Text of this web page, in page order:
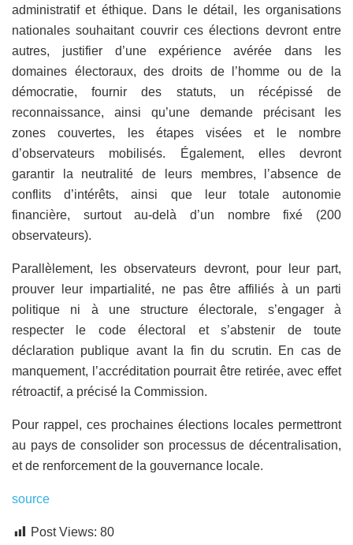
administratif et éthique. Dans le détail, les organisations
nationales souhaitant couvrir ces élections devront entre
autres, justifier d’une expérience avérée dans les
domaines électoraux, des droits de l’homme ou de la
démocratie, fournir des statuts, un récépissé de
reconnaissance, ainsi qu’une demande précisant les
zones couvertes, les étapes visées et le nombre
d’observateurs mobilisés. Également, elles devront
garantir la neutralité de leurs membres, l’absence de
conflits d’intérêts, ainsi que leur totale autonomie
financière, surtout au-delà d’un nombre fixé (200
observateurs).
Parallèlement, les observateurs devront, pour leur part,
prouver leur impartialité, ne pas être affiliés à un parti
politique ni à une structure électorale, s’engager à
respecter le code électoral et s’abstenir de toute
déclaration publique avant la fin du scrutin. En cas de
manquement, l’accréditation pourrait être retirée, avec effet
rétroactif, a précisé la Commission.
Pour rappel, ces prochaines élections locales permettront
au pays de consolider son processus de décentralisation,
et de renforcement de la gouvernance locale.
source
Post Views: 80